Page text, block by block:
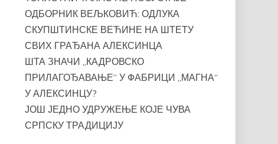
ОДБОРНИК ВЕЉКОВИЋ: ОДЛУКА
СКУПШТИНСКЕ ВЕЋИНЕ НА ШТЕТУ
СВИХ ГРАЂАНА АЛЕКСИНЦА
ШТА ЗНАЧИ „КАДРОВСКО
ПРИЛАГОЂАВАЊЕ“ У ФАБРИЦИ „МАГНА“
У АЛЕКСИНЦУ?
ЈОШ ЈЕДНО УДРУЖЕЊЕ КОЈЕ ЧУВА
СРПСКУ ТРАДИЦИЈУ